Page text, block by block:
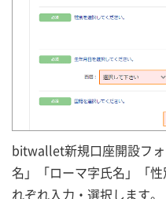
bitwallet新規口座開設フ
名」「ローマ字氏名」「
れぞれ入力・選択します。